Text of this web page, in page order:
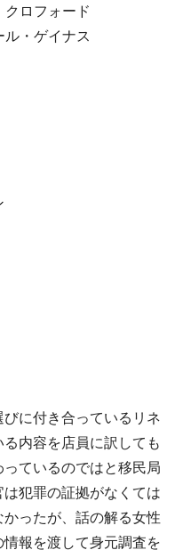
クロフォード
ル・ゲイナス
に付き合っているリネ
内容を店員に訳しても
ているのではと移民局
犯罪の証拠がなくては
ったが、話の解る女性
報を渡して身元調査を